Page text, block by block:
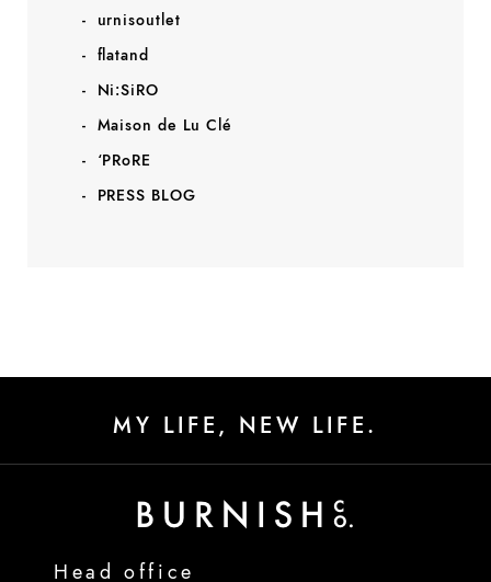
urnisoutlet
flatand
Ni:SiRO
Maison de Lu Clé
‘PRoRE
PRESS BLOG
MY LIFE, NEW LIFE.
Head office